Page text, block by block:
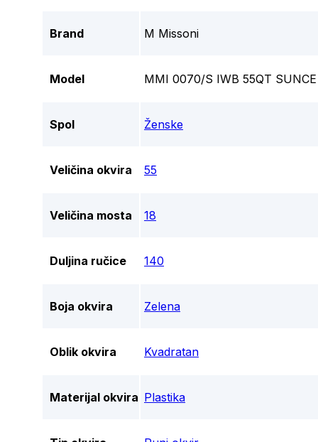
Brand M Missoni
Model MMI 0070/S IWB 55QT
Spol Ženske
Veličina okvira 55
Veličina mosta 18
Duljina ručice 140
Boja okvira Zelena
Oblik okvira Kvadratan
Materijal okvira Plastika